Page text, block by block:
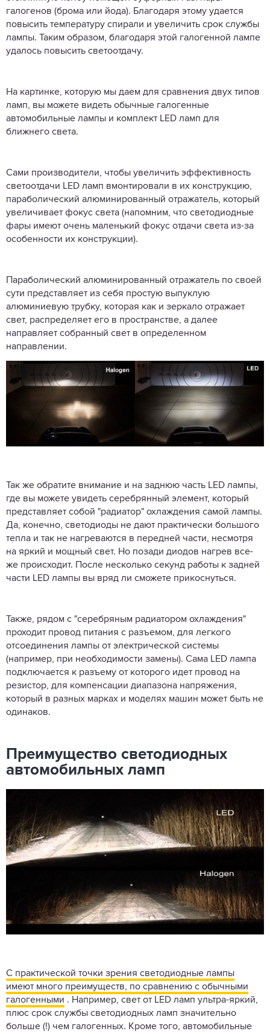
галогенов (брома или йода). Благодаря этому удается
повысить температуру спирали и увеличить срок службы
лампы. Таким образом, благодаря этой галогенной лампе
удалось повысить светоотдачу.
На картинке, которую мы даем для сравнения двух типов
ламп, вы можете видеть обычные галогенные
автомобильные лампы и комплект LED ламп для
ближнего света.
Сами производители, чтобы увеличить эффективность
светоотдачи LED ламп вмонтировали в их конструкцию,
параболический алюминированный отражатель, который
увеличивает фокус света (напомним, что светодиодные
фары имеют очень маленький фокус отдачи света из-за
особенности их конструкции).
Параболический алюминированный отражатель по своей
сути представляет из себя простую выпуклую
алюминиевую трубку, которая как и зеркало отражает
свет, распределяет его в пространстве, а далее
направляет собранный свет в определенном
направлении.
Так же обратите внимание и на заднюю часть LED лампы,
где вы можете увидеть серебрянный элемент, который
представляет собой "радиатор" охлаждения самой лампы.
Да, конечно, светодиоды не дают практически большого
тепла и так не нагреваются в передней части, несмотря
на яркий и мощный свет. Но позади диодов нагрев все-
же происходит. После несколько секунд работы к задней
части LED лампы вы вряд ли сможете прикоснуться.
Также, рядом с "серебряным радиатором охлаждения"
проходит провод питания с разъемом, для легкого
отсоединения лампы от электрической системы
(например, при необходимости замены). Сама LED лампа
подключается к разъему от которого идет провод на
резистор, для компенсации диапазона напряжения,
который в разных марках и моделях машин может быть не
одинаков.
Преимущество светодиодных
автомобильных ламп
С практической точки зрения светодиодные лампы
имеют много преимуществ, по сравнению с обычными
галогенными . Например, свет от LED ламп ультра-яркий,
плюс срок службы светодиодных ламп значительно
больше (!) чем галогенных. Кроме того, автомобильные